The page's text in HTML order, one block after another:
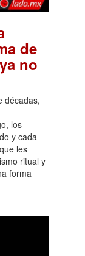
de
no
décadas,
los
y cada
les
ritual y
forma